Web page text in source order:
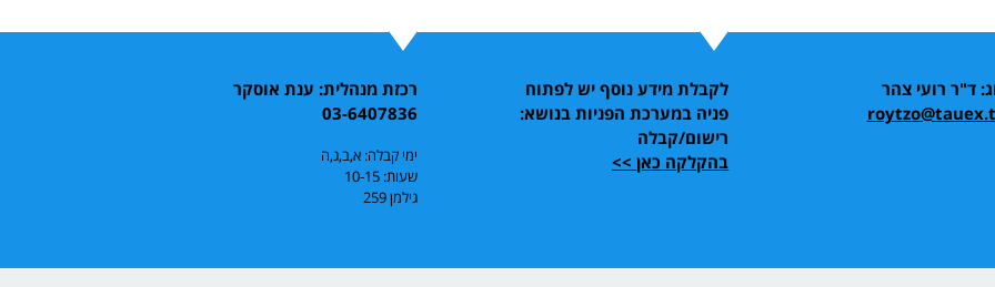
ד"ר רועי צהר
לקבלת מידע נוסף יש לפתוח
פניה במערכת הפניות בנושא:
רישום/קבלה
בהקלקה כאן >>
רכזת מנהלית: ענת אוסקר
03-6407836
ימי קבלה: א,ב,ג,ה
שעות: 10-15
גילמן 259